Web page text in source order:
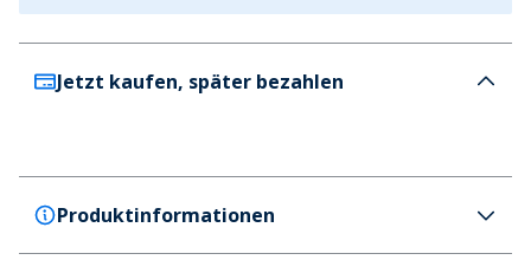
Jetzt kaufen, später bezahlen
Produktinformationen